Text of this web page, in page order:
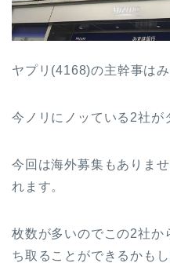
ヤプリ(4168)の主幹事は
今ノリにノッている2社が
今回は海外募集もありま
れます。
枚数が多いのでこの2社か
ち取ることができるかもし